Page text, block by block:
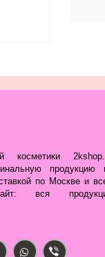
косметики
продукцию
по Москве и
вся